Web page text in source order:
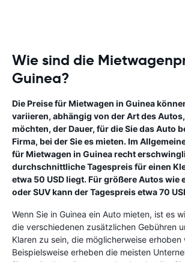
Wie sind die
Guinea?
Die Preise für Mietwagen in Guinea
variieren, abhängig von der Art des
möchten, der Dauer, für die Sie das Auto
Firma, bei der Sie es mieten. Im
für Mietwagen in Guinea recht
durchschnittliche Tagespreis für einen
etwa 50 USD liegt. Für größere Autos wie
oder SUV kann der Tagespreis etwa 70
Wenn Sie in Guinea ein Auto mieten, ist es
die verschiedenen zusätzlichen Gebühren
Klaren zu sein, die möglicherweise erhoben
Beispielsweise erheben die meisten